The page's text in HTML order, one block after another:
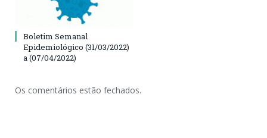
Boletim Semanal
Epidemiológico (31/03/2022)
a (07/04/2022)
Os comentários estão fechados.